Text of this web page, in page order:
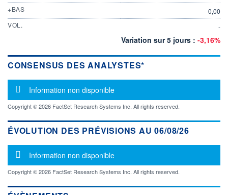
+BAS
0,00
VOL.
-
Variation sur 5 jours : -3,16%
CONSENSUS DES ANALYSTES*
Message d'information
Information non disponible
Copyright © 2026 FactSet Research Systems Inc. All rights reserved.
ÉVOLUTION DES PRÉVISIONS AU 06/08/26
Message d'information
Information non disponible
Copyright © 2026 FactSet Research Systems Inc. All rights reserved.